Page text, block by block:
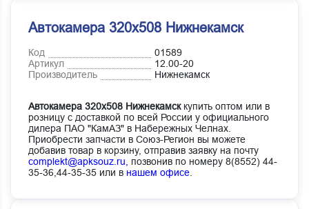
Автокамера 320х508 Нижнекамск
Код
01589
Артикул
12.00-20
Производитель
Нижнекамск
Автокамера 320х508 Нижнекамсккупить оптом или в
розницу с доставкой по всей России у официального
дилера ПАО "КамАЗ" в Набережных Челнах.
Приобрести запчасти в Союз-Регион вы можете
добавив товар в корзину, отправив заявку на почту
complekt@apksouz.ru,
позвонив по номеру 8(8552) 44-
35-36,44-35-35 или в нашем офисе